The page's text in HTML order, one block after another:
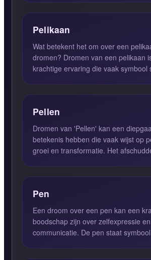
Pelikaan
Wat betekent het om over een
dromen? Dromen van een pelikaan is een
krachtige ervaring die vaak symbool
Pellen
Dromen van 'Pellen' kan een
betekenis hebben die vaak wijst op
groei en transformatie. Het
Pen
Een droom over een pen kan een
boodschap zijn over zelfexpressie en
communicatie. De pen staat